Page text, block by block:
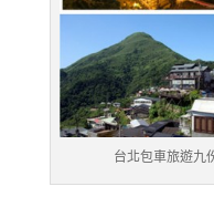
台北包車旅遊九